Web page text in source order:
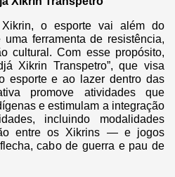
o esporte vai além do
ferramenta de resistência,
cultural. Com esse propósito,
Xikrin Transpetro”, que visa
esporte e ao lazer dentro das
promove atividades que
e estimulam a integração
incluindo modalidades
entre os Xikrins — e jogos
cabo de guerra e pau de